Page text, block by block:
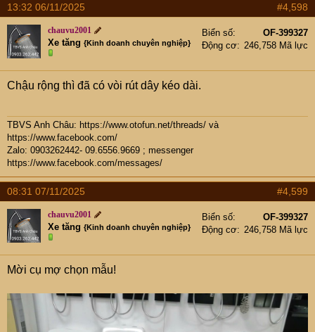
13:32 06/11/2025 #4,598
chauvu2001
Xe tăng {Kinh doanh chuyên nghiệp}
Biển số
OF-399327
Động cơ
246,758 Mã lực
Chậu rộng thì đã có vòi rút dây kéo dài.
TBVS Anh Châu: https://www.otofun.net/threads/ và
https://www.facebook.com/
Zalo: 0903262442- 09.6556.9669 ; messenger
https://www.facebook.com/messages/
08:31 07/11/2025 #4,599
chauvu2001
Xe tăng {Kinh doanh chuyên nghiệp}
Biển số
OF-399327
Động cơ
246,758 Mã lực
Mời cụ mợ chọn mẫu!